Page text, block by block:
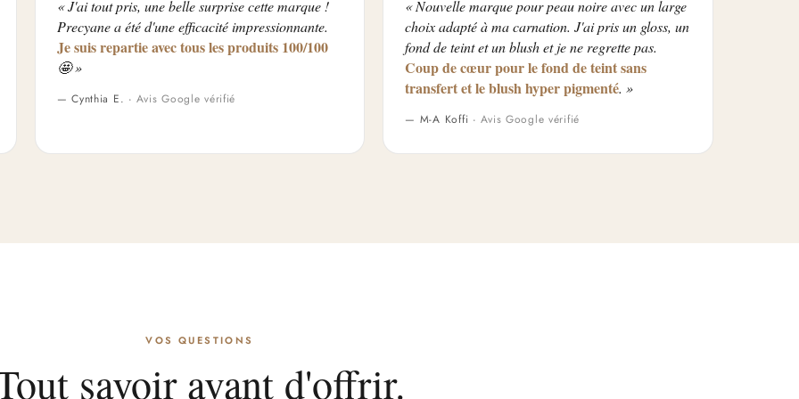
« J'ai tout pris, une belle surprise cette marque !
Precyane a été d'une efficacité impressionnante.
Je suis repartie avec tous les produits 100/100
🤩 »
— Cynthia E. ·Avis Google vérifié
« Nouvelle marque pour peau noire avec un large
choix adapté à ma carnation. J'ai pris un gloss, un
fond de teint et un blush et je ne regrette pas.
Coup de cœur pour le fond de teint sans
transfert et le blush hyper pigmenté. »
— M-A Koffi ·Avis Google vérifié
VOS QUESTIONS
savoir avant d'offrir.